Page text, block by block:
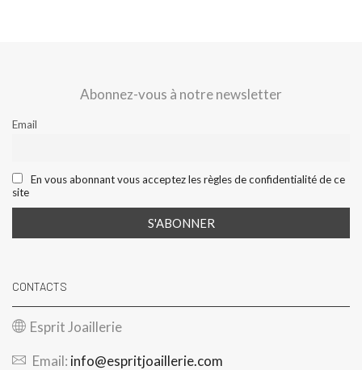
Abonnez-vous à notre newsletter
Email
En vous abonnant vous acceptez les règles de confidentialité de ce
site
CONTACTS
Esprit Joaillerie
Email: info@espritjoaillerie.com